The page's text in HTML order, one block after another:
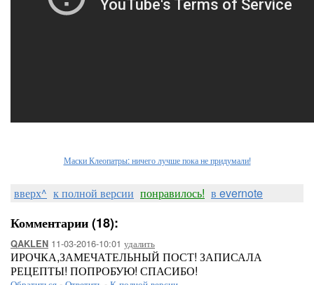
Маски Клеопатры: ничего лучше пока не придумали!
вверх^ к полной версии понравилось! в evernote
Комментарии (18):
QAKLEN 11-03-2016-10:01 удалить
ИРОЧКА,ЗАМЕЧАТЕЛЬНЫЙ ПОСТ! ЗАПИСАЛА
РЕЦЕПТЫ! ПОПРОБУЮ! СПАСИБО!